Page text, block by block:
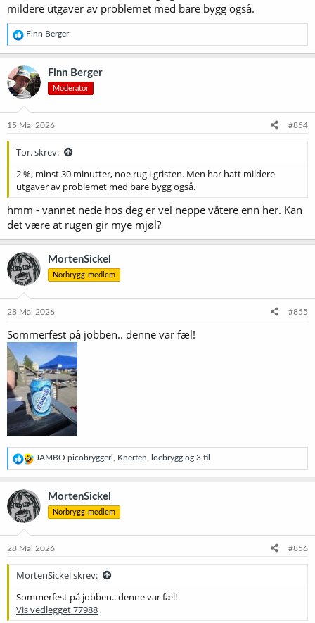
3. Mjøl fra bunnen av maltposen skal ikke tas med. Jeg trur det er
det verste.
mildere utgaver av problemet med bare bygg også.
R
e
a
k
s
j
o
e
Finn Berger
Finn Berger
Moderator
15 Mai 2026 #854
Tor. skrev:
2 %, minst 30 minutter, noe rug i gristen. Men har hatt mildere
utgaver av problemet med bare bygg også.
hmm - vannet nede hos deg er vel neppe våtere enn her. Kan
det være at rugen gir mye mjøl?
MortenSickel
Norbrygg-medlem
28 Mai 2026 #855
Sommerfest på jobben.. denne var fæl!
R
e
a
s
j
n
e
JAMBO picobryggeri Knerten loebrygg og 3 til
MortenSickel
Norbrygg-medlem
28 Mai 2026 #856
MortenSickel skrev:
Sommerfest på jobben.. denne var fæl!
Vis vedlegget 77988